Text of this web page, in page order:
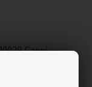
Ganni